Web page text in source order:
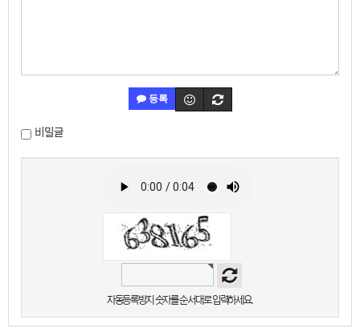
등록
비밀글
자동등록방지 숫자를 순서대로 입력하세요.